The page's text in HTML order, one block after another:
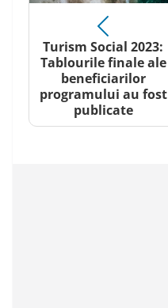
Turism Social 2023:
Tablourile finale ale
beneficiarilor
programului au fost
publicate